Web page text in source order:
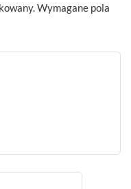
Wymagane pola